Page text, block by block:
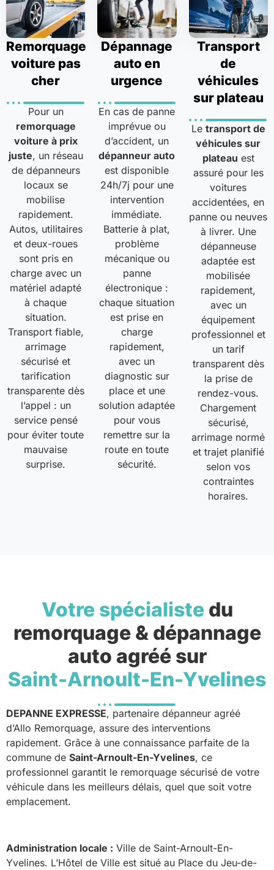
Remorquage
voiture pas
cher
Pour un
remorquage
voiture à prix
juste, un réseau
de dépanneurs
locaux se
mobilise
rapidement.
Autos, utilitaires
et deux-roues
sont pris en
charge avec un
matériel adapté
à chaque
situation.
Transport fiable,
arrimage
sécurisé et
tarification
transparente dès
l’appel : un
service pensé
pour éviter toute
mauvaise
surprise.
Dépannage
auto en
urgence
En cas de panne
imprévue ou
d’accident, un
dépanneur auto
est disponible
24h/7j pour une
intervention
immédiate.
Batterie à plat,
problème
mécanique ou
panne
électronique :
chaque situation
est prise en
charge
rapidement,
avec un
diagnostic sur
place et une
solution adaptée
pour vous
remettre sur la
route en toute
sécurité.
Transport
de
véhicules
sur plateau
Le transport de
véhicules sur
plateau est
assuré pour les
voitures
accidentées, en
panne ou neuves
à livrer. Une
dépanneuse
adaptée est
mobilisée
rapidement,
avec un
équipement
professionnel et
un tarif
transparent dès
la prise de
rendez-vous.
Chargement
sécurisé,
arrimage normé
et trajet planifié
selon vos
contraintes
horaires.
Votre spécialistedu
remorquage & dépannage
auto agréé sur
Saint-Arnoult-En-Yvelines
DEPANNE EXPRESSE, partenaire dépanneur agréé
d’Allo Remorquage, assure des interventions
rapidement. Grâce à une connaissance parfaite de la
commune de Saint-Arnoult-En-Yvelines, ce
professionnel garantit le remorquage sécurisé de votre
véhicule dans les meilleurs délais, quel que soit votre
emplacement.
Administration locale : Ville de Saint-Arnoult-En-
Yvelines. L’Hôtel de Ville est situé au Place du Jeu-de-